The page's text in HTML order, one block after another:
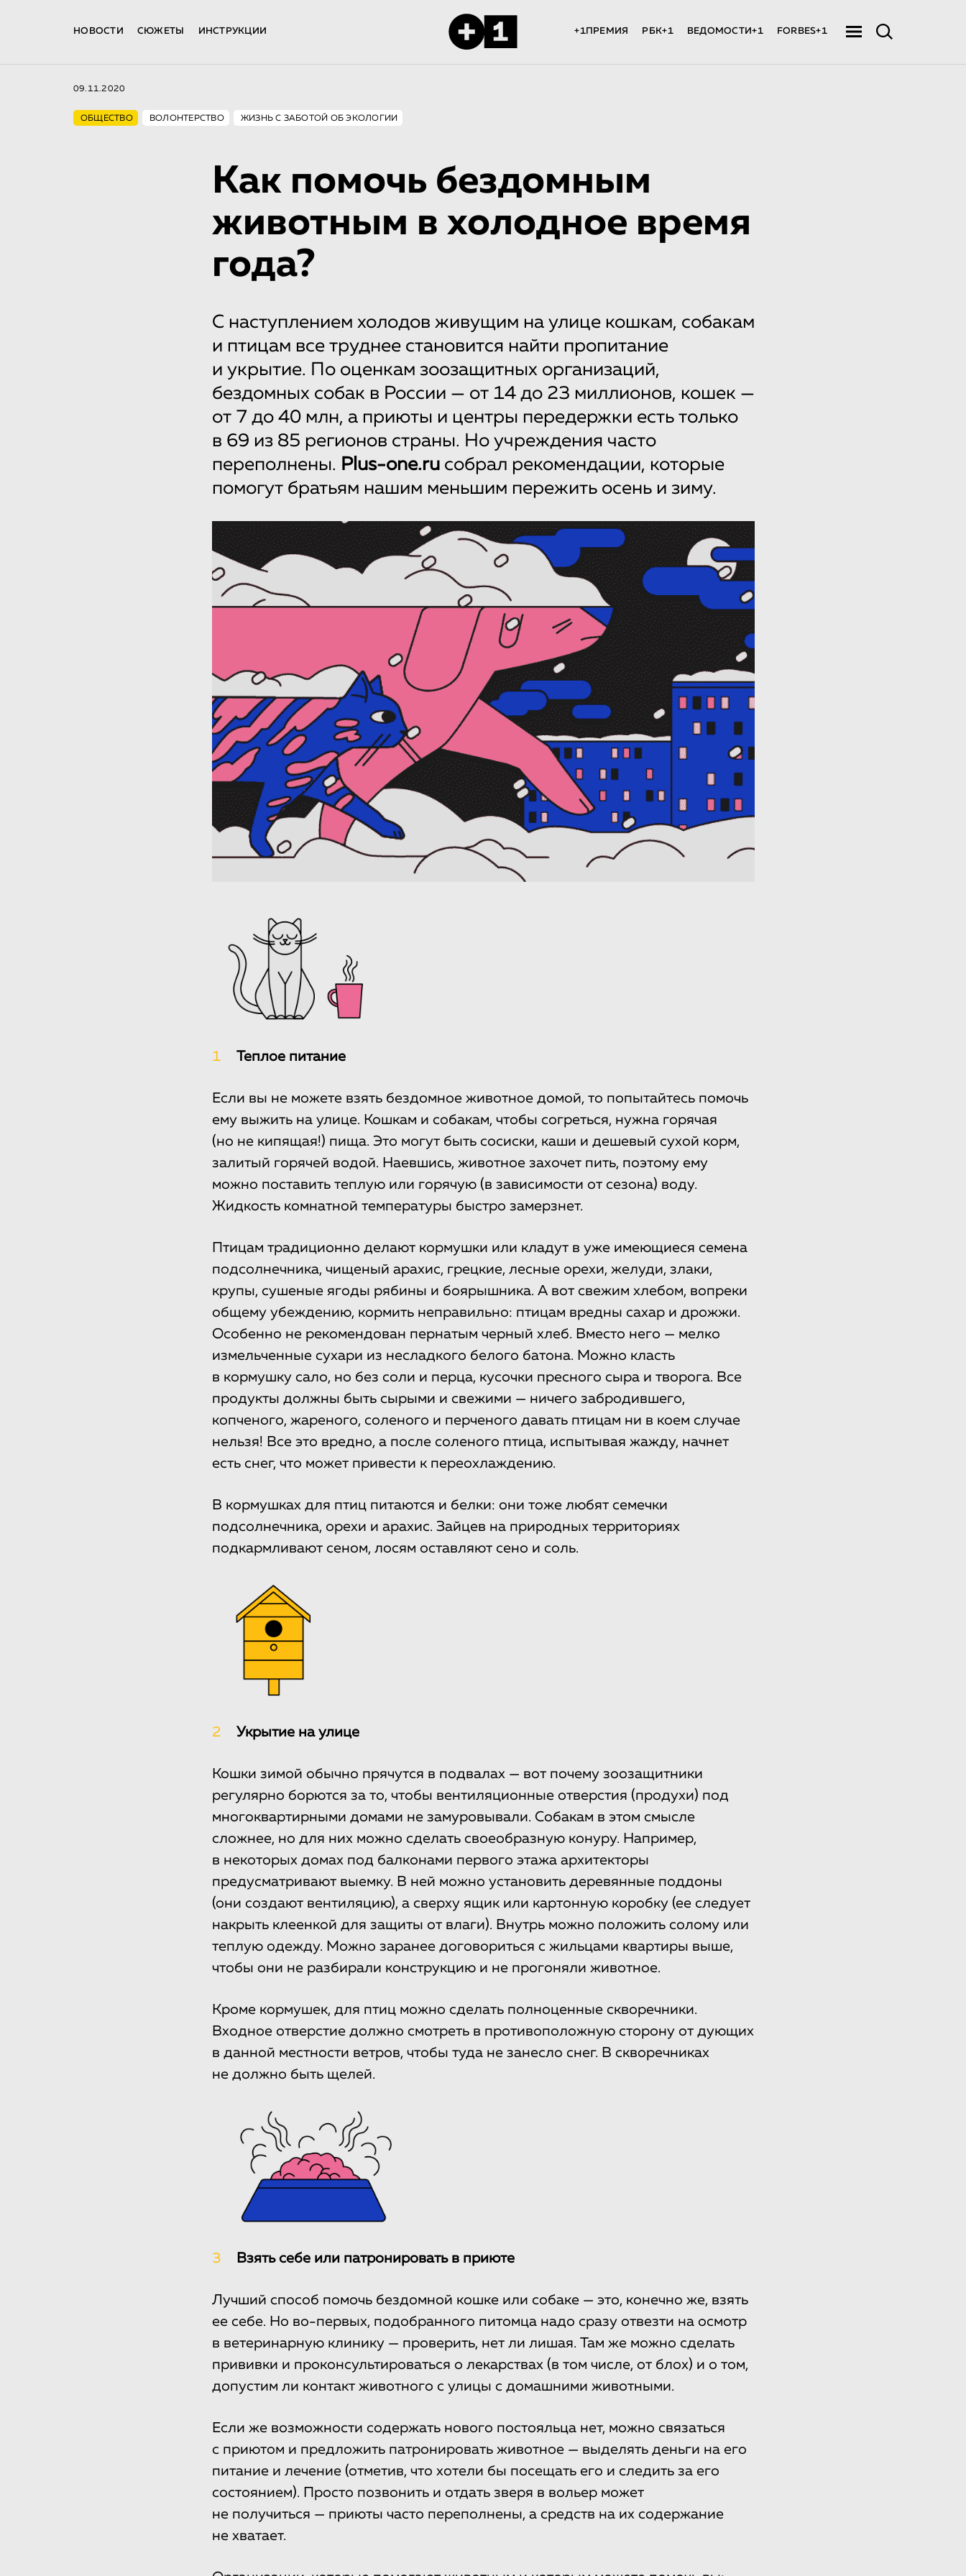
НОВОСТИ СЮЖЕТЫ ИНСТРУКЦИИ +1ПРЕМИЯ РБК+1 ВЕДОМОСТИ+1 FORBES+1
09.11.2020
ОБЩЕСТВО ВОЛОНТЕРСТВО ЖИЗНЬ С ЗАБОТОЙ ОБ ЭКОЛОГИИ
Как помочь бездомным
животным в холодное время
года?
С наступлением холодов живущим на улице кошкам, собакам
и птицам все труднее становится найти пропитание
и укрытие. По оценкам зоозащитных организаций,
бездомных собак в России — от 14 до 23 миллионов, кошек —
от 7 до 40 млн, а приюты и центры передержки есть только
в 69 из 85 регионов страны. Но учреждения часто
переполнены. Plus-one.ruсобрал рекомендации, которые
помогут братьям нашим меньшим пережить осень и зиму.
1 Теплое питание
Если вы не можете взять бездомное животное домой, то попытайтесь помочь
ему выжить на улице. Кошкам и собакам, чтобы согреться, нужна горячая
(но не кипящая!) пища. Это могут быть сосиски, каши и дешевый сухой корм,
залитый горячей водой. Наевшись, животное захочет пить, поэтому ему
можно поставить теплую или горячую (в зависимости от сезона) воду.
Жидкость комнатной температуры быстро замерзнет.
Птицам традиционно делают кормушки или кладут в уже имеющиеся семена
подсолнечника, чищеный арахис, грецкие, лесные орехи, желуди, злаки,
крупы, сушеные ягоды рябины и боярышника. А вот свежим хлебом, вопреки
общему убеждению, кормить неправильно: птицам вредны сахар и дрожжи.
Особенно не рекомендован пернатым черный хлеб. Вместо него — мелко
измельченные сухари из несладкого белого батона. Можно класть
в кормушку сало, но без соли и перца, кусочки пресного сыра и творога. Все
продукты должны быть сырыми и свежими — ничего забродившего,
копченого, жареного, соленого и перченого давать птицам ни в коем случае
нельзя! Все это вредно, а после соленого птица, испытывая жажду, начнет
есть снег, что может привести к переохлаждению.
В кормушках для птиц питаются и белки: они тоже любят семечки
подсолнечника, орехи и арахис. Зайцев на природных территориях
подкармливают сеном, лосям оставляют сено и соль.
2 Укрытие на улице
Кошки зимой обычно прячутся в подвалах — вот почему зоозащитники
регулярно борются за то, чтобы вентиляционные отверстия (продухи) под
многоквартирными домами не замуровывали. Собакам в этом смысле
сложнее, но для них можно сделать своеобразную конуру. Например,
в некоторых домах под балконами первого этажа архитекторы
предусматривают выемку. В ней можно установить деревянные поддоны
(они создают вентиляцию), а сверху ящик или картонную коробку (ее следует
накрыть клеенкой для защиты от влаги). Внутрь можно положить солому или
теплую одежду. Можно заранее договориться с жильцами квартиры выше,
чтобы они не разбирали конструкцию и не прогоняли животное.
Кроме кормушек, для птиц можно сделать полноценные скворечники.
Входное отверстие должно смотреть в противоположную сторону от дующих
в данной местности ветров, чтобы туда не занесло снег. В скворечниках
не должно быть щелей.
3 Взять себе или патронировать в приюте
Лучший способ помочь бездомной кошке или собаке — это, конечно же, взять
ее себе. Но во-первых, подобранного питомца надо сразу отвезти на осмотр
в ветеринарную клинику — проверить, нет ли лишая. Там же можно сделать
прививки и проконсультироваться о лекарствах (в том числе, от блох) и о том,
допустим ли контакт животного с улицы с домашними животными.
Если же возможности содержать нового постояльца нет, можно связаться
с приютом и предложить патронировать животное — выделять деньги на его
питание и лечение (отметив, что хотели бы посещать его и следить за его
состоянием). Просто позвонить и отдать зверя в вольер может
не получиться — приюты часто переполнены, а средств на их содержание
не хватает.